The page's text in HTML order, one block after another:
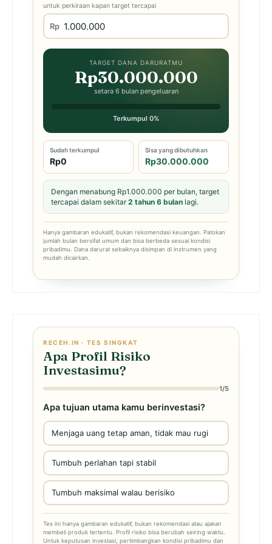
untuk perkiraan kapan target tercapai
Rp
TARGET DANA DARURATMU
Rp30.000.000
setara 6 bulan pengeluaran
Terkumpul 0%
Sudah terkumpul
Rp0
Sisa yang dibutuhkan
Rp30.000.000
Dengan menabung Rp1.000.000 per bulan, target
tercapai dalam sekitar2 tahun 6 bulan lagi.
Hanya gambaran edukatif, bukan rekomendasi keuangan. Patokan
jumlah bulan bersifat umum dan bisa berbeda sesuai kondisi
pribadimu. Dana darurat sebaiknya disimpan di instrumen yang
mudah dicairkan.
RECEH.IN · TES SINGKAT
Apa Profil Risiko
Investasimu?
1/5
Apa tujuan utama kamu berinvestasi?
Menjaga uang tetap aman, tidak mau rugi
Tumbuh perlahan tapi stabil
Tumbuh maksimal walau berisiko
Tes ini hanya gambaran edukatif, bukan rekomendasi atau ajakan
membeli produk tertentu. Profil risiko bisa berubah seiring waktu.
Untuk keputusan investasi, pertimbangkan kondisi pribadimu dan